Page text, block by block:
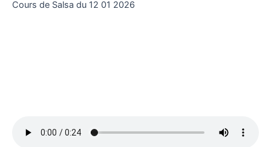
Cours de Salsa du 12 01 2026